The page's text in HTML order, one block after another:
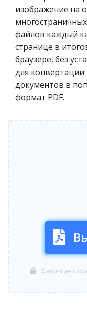
изображение на
файлов каждый
странице в
браузере, без
для конвертации
документов в
формат PDF.
Файлы